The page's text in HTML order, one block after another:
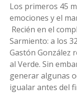
Los primeros 45
emociones y el
Recién en el
Sarmiento: a los
Gastón González
al Verde. Sin
generar algunas
igualar antes del